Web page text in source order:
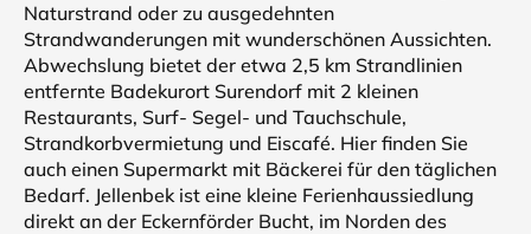
Naturstrand oder zu ausgedehnten
Strandwanderungen mit wunderschönen Aussichten.
Abwechslung bietet der etwa 2,5 km Strandlinien
entfernte Badekurort Surendorf mit 2 kleinen
Restaurants, Surf- Segel- und Tauchschule,
Strandkorbvermietung und Eiscafé. Hier finden Sie
auch einen Supermarkt mit Bäckerei für den täglichen
Bedarf. Jellenbek ist eine kleine Ferienhaussiedlung
direkt an der Eckernförder Bucht, im Norden des